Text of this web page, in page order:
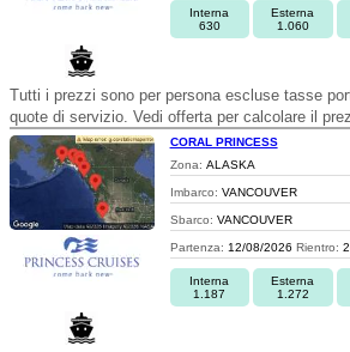
Interna
630
Esterna
1.060
Tutti i prezzi sono per persona escluse tasse
quote di servizio. Vedi offerta per calcolare il
CORAL PRINCESS
Zona: ALASKA
Imbarco: VANCOUVER
Sbarco: VANCOUVER
Partenza: 12/08/2026 Rientro:
Interna
1.187
Esterna
1.272